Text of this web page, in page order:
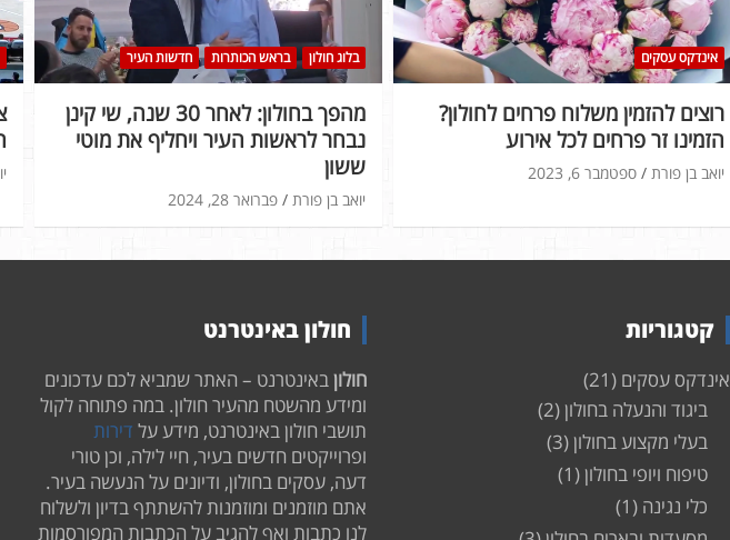
בלוג חולון בראש הכותרות חדשות העיר
מהפך בחולון: לאחר 30 שנה, שי קינן
נבחר לראשות העיר ויחליף את מוטי
ששון
פברואר 28, 2024 יואב בן פורת
אינדקס עסקים
רוצים להזמין משלוח פרחים לחולון?
הזמינו זר פרחים לכל אירוע
ספטמבר 6, 2023 יואב בן פורת
קטגוריות
אינדקס עסקים (21)
ביגוד והנעלה בחולון(2)
בעלי מקצוע בחולון(3)
טיפוח ויופי בחולון(1)
כלי נגינה (1)
חולון באינטרנט
חולוןבאינטרנט – האתר שמביא לכם עדכונים
ומידע מהשטח מהעיר חולון. במה פתוחה לקול
תושבי חולון באינטרנט, מידע על דירות
ופרוייקטים חדשים בעיר, חיי לילה, וכן טורי
דעה, עסקים בחולון, ודיונים על הנעשה בעיר.
אתם מוזמנים ומוזמנות להשתתף בדיון ולשלוח
לנו כתבות ואף להגיב על הכתבות המפורסמות